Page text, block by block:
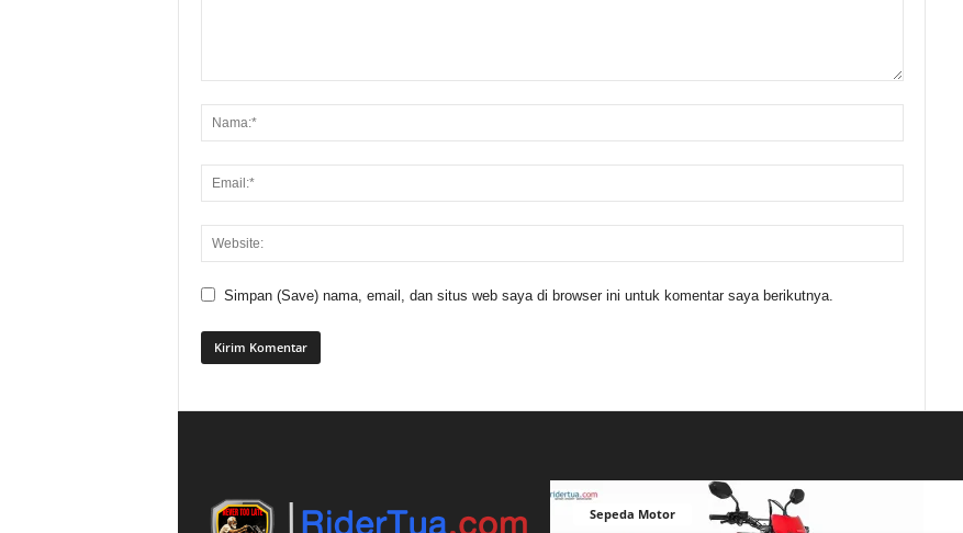
Simpan (Save) nama, email, dan situs web saya di browser ini untuk komentar saya berikutnya.
Sepeda Motor